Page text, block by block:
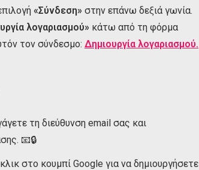
«Σύνδεση» στην επάνω δεξιά γωνία.
λογαριασμού» κάτω από τη φόρμα
τον σύνδεσμο: Δημιουργία λογαριασμού.
τη διεύθυνση email σας και
📧🔒
στο κουμπί Google για να δημιουργήσετε